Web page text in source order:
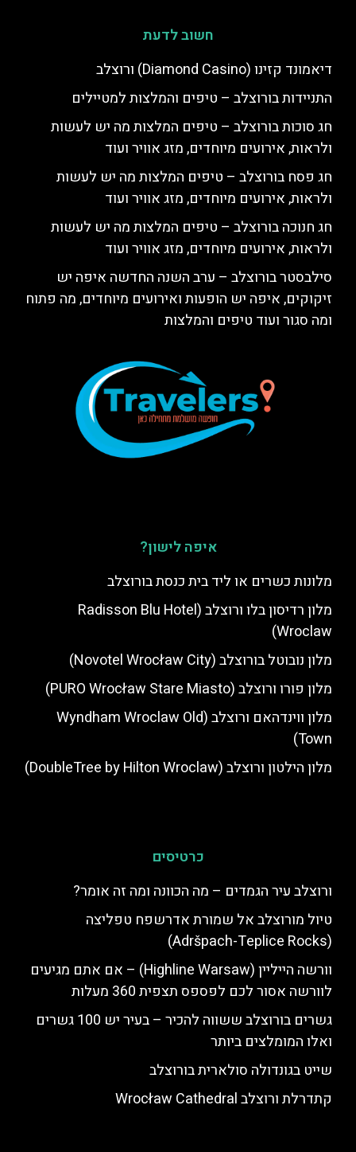
חשוב לדעת
דיאמונד קזינו (Diamond Casino) ורוצלב
התניידות בורוצלב – טיפים והמלצות למטיילים
חג סוכות בורוצלב – טיפים המלצות מה יש לעשות
ולראות, אירועים מיוחדים, מזג אוויר ועוד
חג פסח בורוצלב – טיפים המלצות מה יש לעשות
ולראות, אירועים מיוחדים, מזג אוויר ועוד
חג חנוכה בורוצלב – טיפים המלצות מה יש לעשות
ולראות, אירועים מיוחדים, מזג אוויר ועוד
סילבסטר בורוצלב – ערב השנה החדשה איפה יש
זיקוקים, איפה יש הופעות ואירועים מיוחדים, מה פתוח
ומה סגור ועוד טיפים והמלצות
איפה לישון?
מלונות כשרים או ליד בית כנסת בורוצלב
מלון רדיסון בלו ורוצלב (Radisson Blu Hotel
Wroclaw)
מלון נובוטל בורוצלב (Novotel Wrocław City)
מלון פורו ורוצלב (PURO Wrocław Stare Miasto)
מלון ווינדהאם ורוצלב (Wyndham Wroclaw Old
Town)
מלון הילטון ורוצלב (DoubleTree by Hilton Wroclaw)
כרטיסים
ורוצלב עיר הגמדים – מה הכוונה ומה זה אומר?
טיול מורוצלב אל שמורת אדרשפח טפליצה
(Adršpach-Teplice Rocks)
וורשה הייליין (Highline Warsaw) – אם אתם מגיעים
לוורשה אסור לכם לפספס תצפית 360 מעלות
גשרים בורוצלב ששווה להכיר – בעיר יש 100 גשרים
ואלו המומלצים ביותר
שייט בגונדולה סולארית בורוצלב